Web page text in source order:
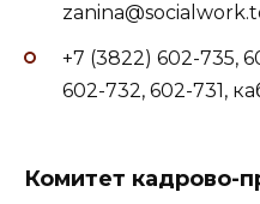
+7 (3822) 602-735,
602-732, 602-731,
Комитет кадрово-